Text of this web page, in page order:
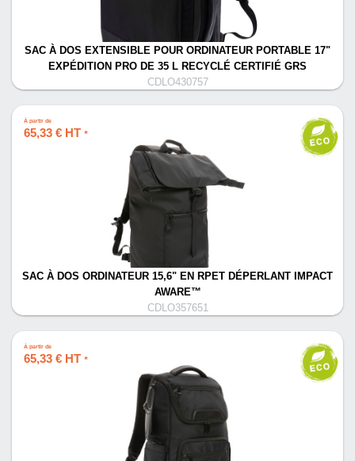
SAC À DOS EXTENSIBLE POUR ORDINATEUR PORTABLE 17"
EXPÉDITION PRO DE 35 L RECYCLÉ CERTIFIÉ GRS
CDLO430757
À partir de
65,33 € HT *
SAC À DOS ORDINATEUR 15,6" EN RPET DÉPERLANT IMPACT
AWARE™
CDLO357651
À partir de
65,33 € HT *